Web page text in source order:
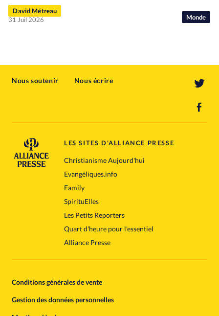
Monde
David Métreau
31 Juil 2026
Nous soutenir Nous écrire
LES SITES D'ALLIANCE PRESSE
Christianisme Aujourd'hui
Evangéliques.info
Family
SpirituElles
Les Petits Reporters
Quart d'heure pour l'essentiel
Alliance Presse
Conditions générales de vente
Gestion des données personnelles